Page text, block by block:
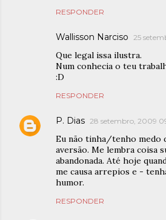
RESPONDER
Wallisson Narciso 25
Que legal issa ilustra.
Num conhecia o teu
:D
RESPONDER
P. Dias 28 setembro, 2009
Eu não tinha/tenho medo
aversão. Me lembra coisa
abandonada. Até hoje
me causa arrepios e -
humor.
RESPONDER